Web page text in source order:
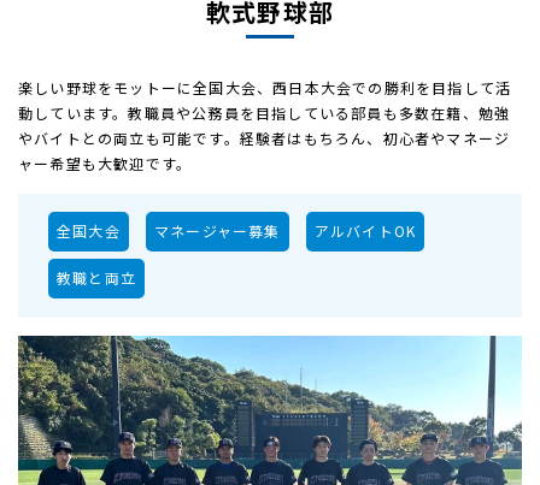
企業・地域の方へ軟式野球部
楽しい野球をモットーに全国大会、西日本大会での勝利を目指して活
動しています。教職員や公務員を目指している部員も多数在籍、勉強
やバイトとの両立も可能です。経験者はもちろん、初心者やマネージ
ャー希望も大歓迎です。
全国大会 マネージャー募集 アルバイトOK
教職と両立